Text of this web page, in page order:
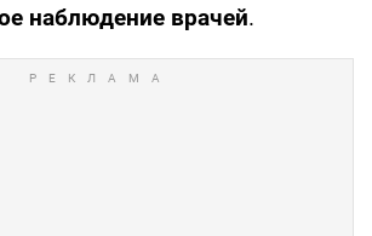
наблюдение врачей.